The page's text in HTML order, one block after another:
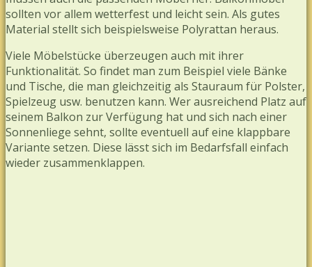
sollten vor allem wetterfest und leicht sein. Als gutes
Material stellt sich beispielsweise Polyrattan heraus.
Viele Möbelstücke überzeugen auch mit ihrer
Funktionalität. So findet man zum Beispiel viele Bänke
und Tische, die man gleichzeitig als Stauraum für Polster,
Spielzeug usw. benutzen kann. Wer ausreichend Platz auf
seinem Balkon zur Verfügung hat und sich nach einer
Sonnenliege sehnt, sollte eventuell auf eine klappbare
Variante setzen. Diese lässt sich im Bedarfsfall einfach
wieder zusammenklappen.